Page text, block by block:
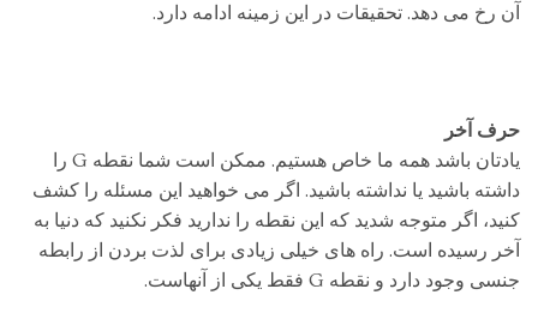
آن رخ می دهد. تحقیقات در این زمینه ادامه دارد.
حرف آخر
یادتان باشد همه ما خاص هستیم. ممکن است شما نقطه G را
داشته باشید یا نداشته باشید. اگر می خواهید این مسئله را کشف
کنید، اگر متوجه شدید که این نقطه را ندارید فکر نکنید که دنیا به
آخر رسیده است. راه های خیلی زیادی برای لذت بردن از رابطه
جنسی وجود دارد و نقطه G فقط یکی از آنهاست.